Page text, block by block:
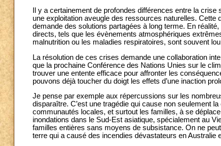
Il y a certainement de profondes différences entre la
une exploitation aveugle des ressources naturelles.
demande des solutions partagées à long terme. En
directs, tels que les évènements atmosphériques
malnutrition ou les maladies respiratoires, sont souvent
La résolution de ces crises demande une collaboration
que la prochaine Conférence des Nations Unies sur le
trouver une entente efficace pour affronter les
pouvons déjà toucher du doigt les effets d’une inaction
Je pense par exemple aux répercussions sur les
disparaître. C’est une tragédie qui cause non seulement
communautés locales, et surtout les familles, à se
inondations dans le Sud-Est asiatique, spécialement au
familles entières sans moyens de subsistance. On ne
terre qui a causé des incendies dévastateurs en Australie